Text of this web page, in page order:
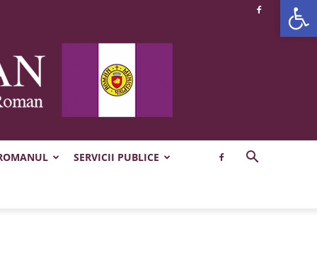
SERVICII PUBLICE